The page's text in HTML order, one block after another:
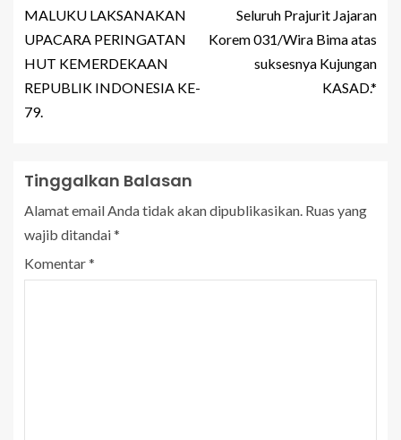
MALUKU LAKSANAKAN
UPACARA PERINGATAN
HUT KEMERDEKAAN
REPUBLIK INDONESIA KE-
79.
Seluruh Prajurit Jajaran
Korem 031/Wira Bima atas
suksesnya Kujungan
KASAD.*
Tinggalkan Balasan
Alamat email Anda tidak akan dipublikasikan. Ruas yang
wajib ditandai*
Komentar*